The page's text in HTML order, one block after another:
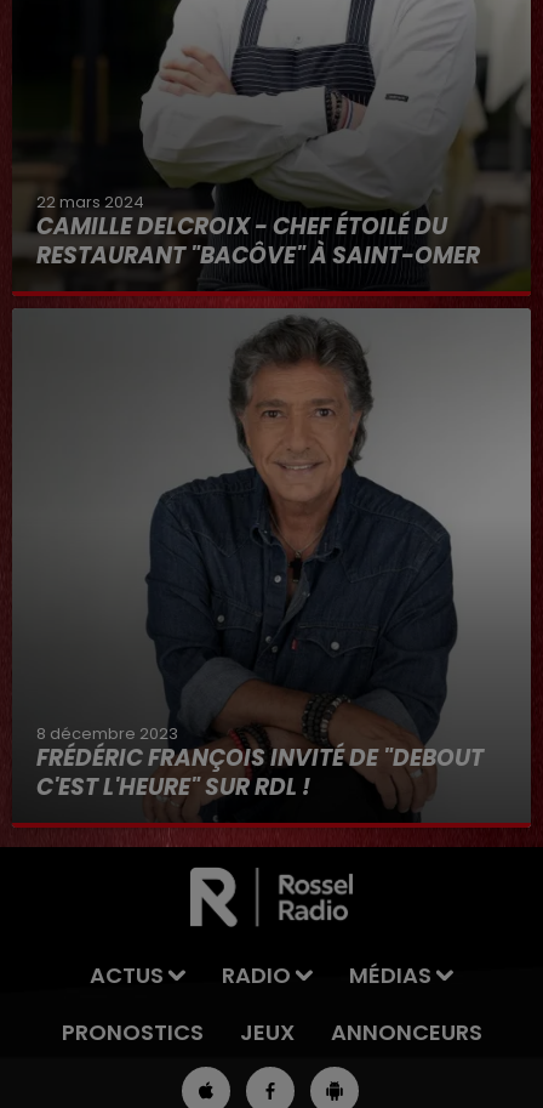
22 mars 2024
CAMILLE DELCROIX - CHEF ÉTOILÉ DU
RESTAURANT "BACÔVE" À SAINT-OMER
Au micro d'Hervé dans "RDL ET VOUS"
8 décembre 2023
FRÉDÉRIC FRANÇOIS INVITÉ DE "DEBOUT
C'EST L'HEURE" SUR RDL !
8 décembre 2023
ACTUS RADIO
MÉDIAS
PRONOSTICS
JEUX ANNONCEURS